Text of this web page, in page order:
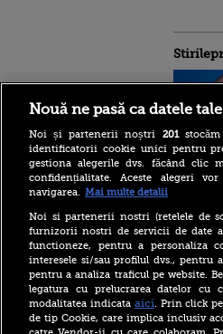
Alertă în
Cele
poți
cu barca
Nouă ne pasă ca datele
Noi și partenerii noștri 201stocăm
identificatorii cookie unici pentru
gestiona alegerile dvs. făcând
confidențialitate. Aceste alegeri
navigarea. Mai multe detalii
Noi si partenerii nostri (retelele de
furnizorii nostri de servicii de date
functioneze, pentru a personaliza
interesele si/sau profilul dvs., pentru
pentru a analiza traficul pe website.
legatura cu prelucrarea datelor cu
modalitatea indicata aici. Prin click pe
de tip Cookie, care implica inclusiv